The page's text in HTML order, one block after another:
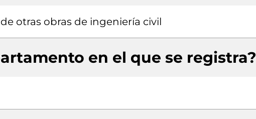
otras obras de ingeniería civil
en el que se registra?